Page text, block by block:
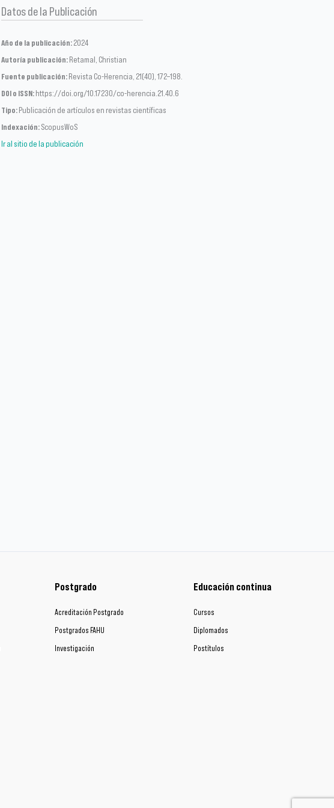
Datos de la Publicación
Año de la publicación:2024
Autoría publicación:Retamal, Christian
Fuente publicación:Revista Co-Herencia, 21(40), 172–198.
DOI o ISSN:https://doi.org/10.17230/co-herencia.21.40.6
Tipo:Publicación de artículos en revistas científicas
Indexación:ScopusWoS
Ir al sitio de la publicación
Postgrado
Acreditación Postgrado
Postgrados FAHU
Investigación
Educación continua
Cursos
Diplomados
Postítulos